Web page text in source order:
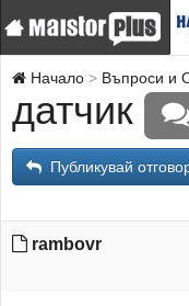
Начало Въпроси и
датчик
Публикувай
rambovr